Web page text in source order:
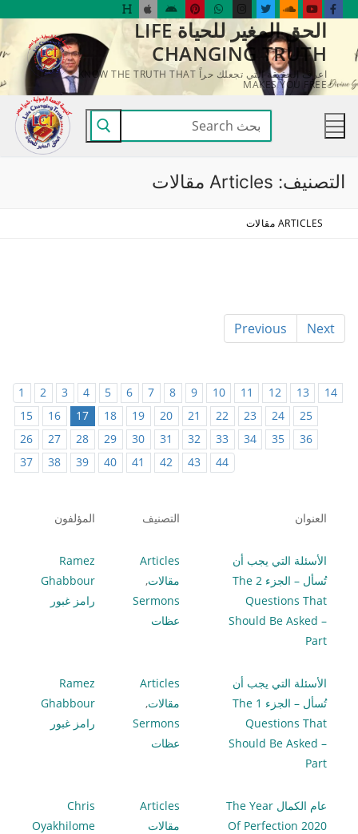
التجاوز
المحتوى
الحق المغير للحياة LIFE
CHANGING TRUTH
اعرف الحقيقة التي تجعلك حراً KNOW THE TRUTH THAT
MAKES YOU FREE
البحث
عن:
التصنيف: Articles مقالات
ARTICLES مقالات
Previous Next
1 2 3 4 5 6 7 8 9 10 11 12 13
14
15
16 17 18 19 20 21 22 23 24
25
26
27 28 29 30 31 32 33 34 35
36
37
38 39 40 41 42 43 44
العنوان التصنيف المؤلفون
الأسئلة التي يجب أن
تُسأل – الجزء 2 The
Questions That
Should Be Asked –
Part
Articles
مقالات,
Sermons
عظات
Ramez
Ghabbour
رامز غبور
الأسئلة التي يجب أن
تُسأل – الجزء 1 The
Questions That
Should Be Asked –
Part
Articles
مقالات,
Sermons
عظات
Ramez
Ghabbour
رامز غبور
عام الكمال The Year
Of Perfection 2020
Articles
مقالات
Chris
Oyakhilome